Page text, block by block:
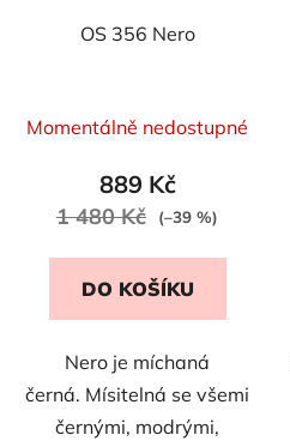
OS 356 Nero
Momentálně nedostupné
889 Kč
1 480 Kč (–39 %)
DO KOŠÍKU
Nero je míchaná
černá. Mísitelná se všemi
černými, modrými,